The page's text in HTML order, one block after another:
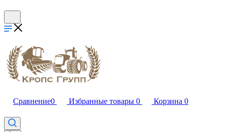
Сравнение0 Избранные товары 0 Корзина 0